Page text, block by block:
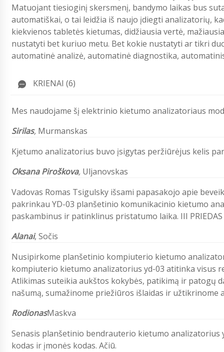
Matuojant tiesioginį skersmenį, bandymo laikas bus
automatiškai, o tai leidžia iš naujo įdiegti analizatorių,
kiekvienos tabletės kietumas, didžiausia vertė,
nustatyti bet kuriuo metu. Bet kokie nustatyti ar tikri
automatinė analizė, automatinė diagnostika,
KRIENAI (6)
Mes naudojame šį elektrinio kietumo analizatoriaus
Sirilas, Murmanskas
Kjetumo analizatorius buvo įsigytas peržiūrėjus kelis
Oksana Piroškova, Uljanovskas
Vadovas Romas Tsigulsky išsami papasakojo apie
pakrinkau YD-03 planšetinio komunikacinio kietumo
paskambinus ir patinklinus pristatumo laika. III PRIEDAS
Alanai, Sočis
Nusipirkome planšetinio kompiuterio kietumo
kompiuterio kietumo analizatorius yd-03 atitinka visus
Atlikimas suteikia aukštos kokybės, patikimą ir patogų
našumą, sumažinome priežiūros išlaidas ir užtikrinome
RodionasMaskva
Senasis planšetinio bendrauterio kietumo
kodas ir įmonės kodas. Ačiū.